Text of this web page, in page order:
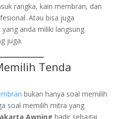
rangka, kain membran, dan
Atau bisa juga
anda miliki langsung
juga.
Tenda
bukan hanya soal memilih
soal memilih mitra yang
Awning hadir sebagai